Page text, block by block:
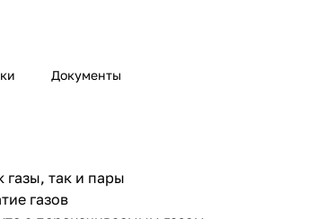
Документы
газы, так и пары
газов